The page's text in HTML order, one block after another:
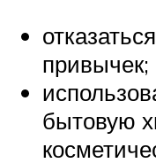
привычек;
бытовую